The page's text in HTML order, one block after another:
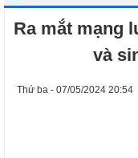
Ra mắt mạng
và
Thứ ba - 07/05/2024 20:54